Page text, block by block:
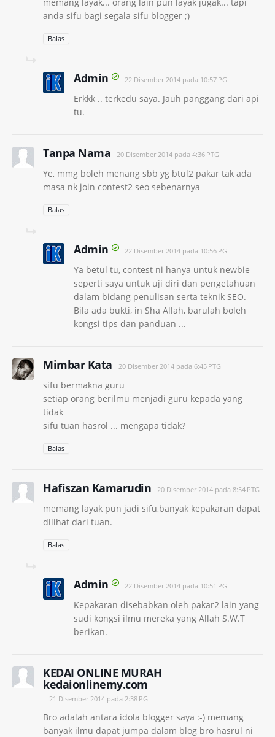
anda sifu bagi segala sifu blogger ;)
Balas
Admin 22 Disember 2014 pada 10:57 PG
Erkkk .. terkedu saya. Jauh panggang dari api
tu.
Tanpa Nama 20 Disember 2014 pada 4:36 PTG
Ye, mmg boleh menang sbb yg btul2 pakar tak ada
masa nk join contest2 seo sebenarnya
Balas
Admin 22 Disember 2014 pada 10:56 PG
Ya betul tu, contest ni hanya untuk newbie
seperti saya untuk uji diri dan pengetahuan
dalam bidang penulisan serta teknik SEO.
Bila ada bukti, in Sha Allah, barulah boleh
kongsi tips dan panduan ...
Mimbar Kata 20 Disember 2014 pada 6:45 PTG
sifu bermakna guru
setiap orang berilmu menjadi guru kepada yang
tidak
sifu tuan hasrol ... mengapa tidak?
Balas
Hafiszan Kamarudin 20 Disember 2014 pada 8:54 PTG
memang layak pun jadi sifu,banyak kepakaran dapat
dilihat dari tuan.
Balas
Admin 22 Disember 2014 pada 10:51 PG
Kepakaran disebabkan oleh pakar2 lain yang
sudi kongsi ilmu mereka yang Allah S.W.T
berikan.
KEDAI ONLINE MURAH
kedaionlinemy.com
21 Disember 2014 pada 2:38 PG
Bro adalah antara idola blogger saya :-) memang
banyak ilmu dapat jumpa dalam blog bro hasrul ni